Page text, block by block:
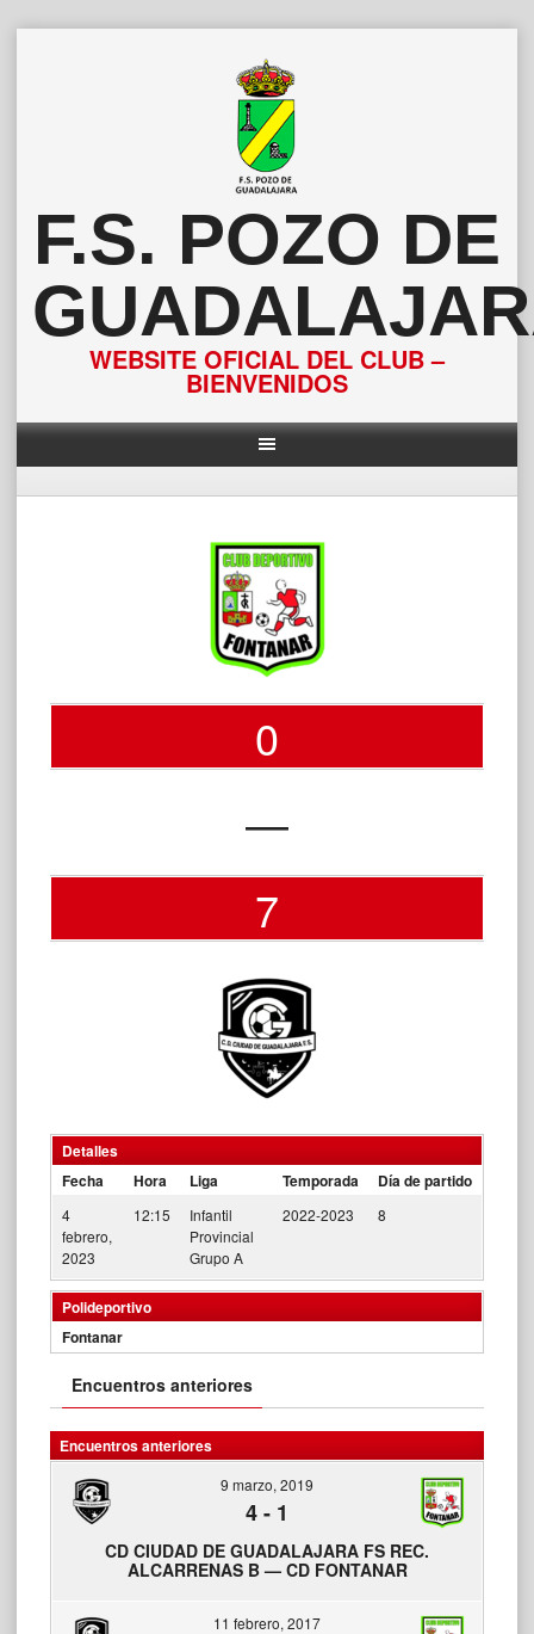
F.S. POZO DE
WEBSITE OFICIAL DEL CLUB –
BIENVENIDOS
0
—
7
Detalles
Fecha
Hora Liga Temporada Día de partido
4
febrero,
2023
12:15
Infantil
Provincial
Grupo A
2022-2023 8
Polideportivo
Fontanar
Encuentros anteriores
Encuentros anteriores
9 marzo, 2019
4- 1
CD CIUDAD DE GUADALAJARA FS REC.
ALCARRENAS B — CD FONTANAR
11 febrero, 2017